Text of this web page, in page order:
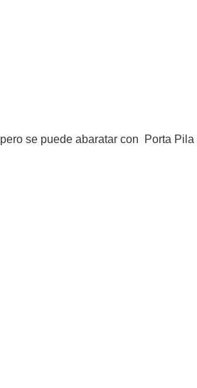
pero se puede abaratar con Porta